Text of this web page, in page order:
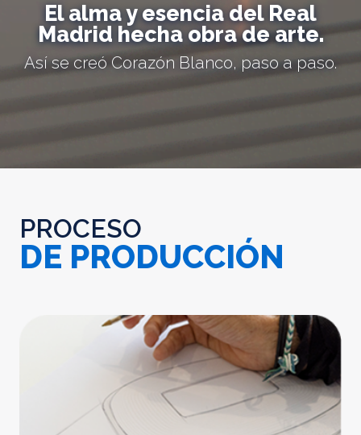
El alma y esencia del Real
Madrid hecha obra de arte.
Así se creó Corazón Blanco, paso a paso.
PROCESO
DE PRODUCCIÓN